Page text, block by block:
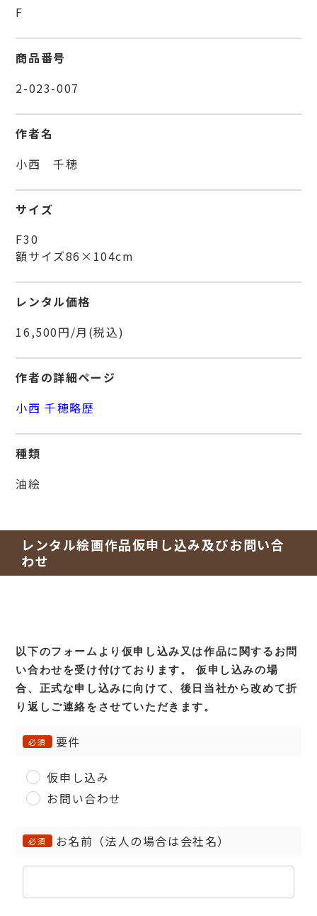
F
商品番号
2-023-007
作者名
小西 千穂
サイズ
F30
額サイズ86×104cm
レンタル価格
16,500円/月(税込)
作者の詳細ページ
小西 千穂略歴
種類
油絵
レンタル絵画作品仮申し込み及びお問い合
わせ
以下のフォームより仮申し込み又は作品に関するお問
い合わせを受け付けております。
仮申し込みの場
合、正式な申し込みに向けて、後日当社から改めて折
り返しご連絡をさせていただきます。
必須 要件
仮申し込み
お問い合わせ
必須 お名前（法人の場合は会社名）